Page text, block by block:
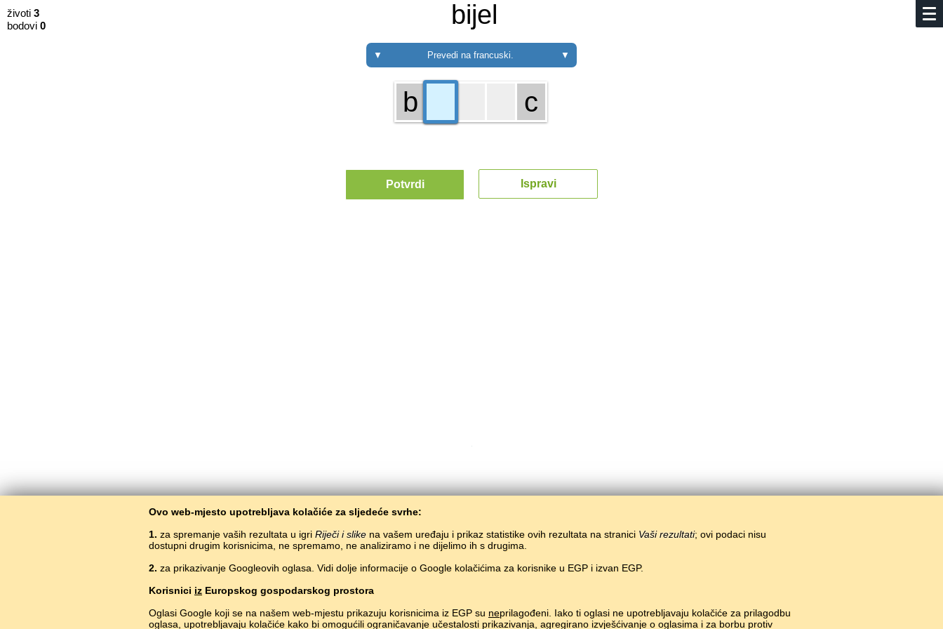
životi 3
bodovi 0 bijel
▼ Prevedi na francuski. ▼
Ovo web-mjesto upotrebljava kolačiće za sljedeće svrhe:
1. za spremanje vaših rezultata u igri Riječi i slike na vašem uređaju i prikaz statistike ovih rezultata na stranici Vaši rezultati; ovi podaci nisu
dostupni drugim korisnicima, ne spremamo, ne analiziramo i ne dijelimo ih s drugima.
2. za prikazivanje Googleovih oglasa. Vidi dolje informacije o Google kolačićima za korisnike u EGP i izvan EGP.
Korisnici iz Europskog gospodarskog prostora
Oglasi Google koji se na našem web-mjestu prikazuju korisnicima iz EGP su neprilagođeni. Iako ti oglasi ne upotrebljavaju kolačiće za prilagodbu
oglasa, upotrebljavaju kolačiće kako bi omogućili ograničavanje učestalosti prikazivanja, agregirano izvješćivanje o oglasima i za borbu protiv
Sva prava pridržana.